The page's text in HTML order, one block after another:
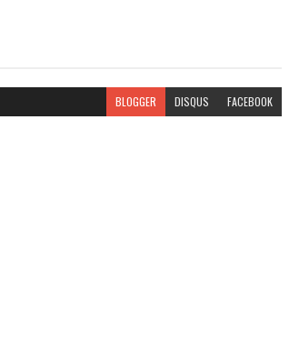
BLOGGER DISQUS FACEBOOK